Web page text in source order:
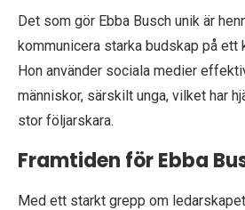
Det som gör Ebba Busch unik är
kommunicera starka budskap på ett
Hon använder sociala medier
människor, särskilt unga, vilket har
stor följarskara.
Framtiden för Ebba
Med ett starkt grepp om